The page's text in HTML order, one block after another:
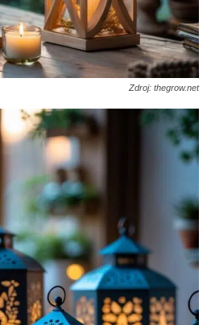
Zdroj: thegrow.net